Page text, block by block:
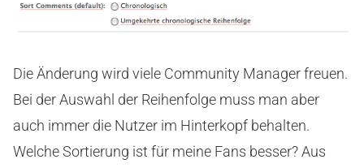
Die Änderung wird viele Community Manager freuen.
Bei der Auswahl der Reihenfolge muss man aber
auch immer die Nutzer im Hinterkopf behalten.
Welche Sortierung ist für meine Fans besser? Aus